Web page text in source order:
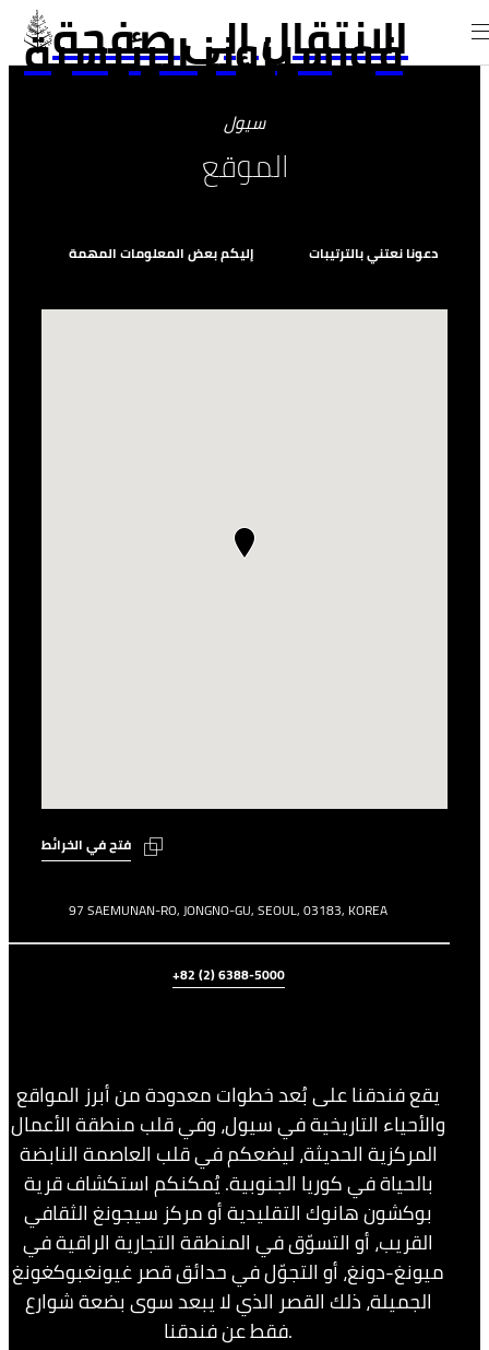
الانتقال إلى صفحة
فورسيزونز الرئيسية
سيول
الموقع
إليكم بعض المعلومات المهمة دعونا نعتني بالترتيبات
فتح في الخرائط
97 SAEMUNAN-RO, JONGNO-GU, SEOUL, 03183, KOREA
+82 (2) 6388-5000
يقع فندقنا على بُعد خطوات معدودة من أبرز المواقع
والأحياء التاريخية في سيول، وفي قلب منطقة الأعمال
المركزية الحديثة، ليضعكم في قلب العاصمة النابضة
بالحياة في كوريا الجنوبية. يُمكنكم استكشاف قرية
بوكشون هانوك التقليدية أو مركز سيجونغ الثقافي
القريب، أو التسوّق في المنطقة التجارية الراقية في
ميونغ-دونغ، أو التجوّل في حدائق قصر غيونغبوكغونغ
الجميلة، ذلك القصر الذي لا يبعد سوى بضعة شوارع
فقط عن فندقنا.